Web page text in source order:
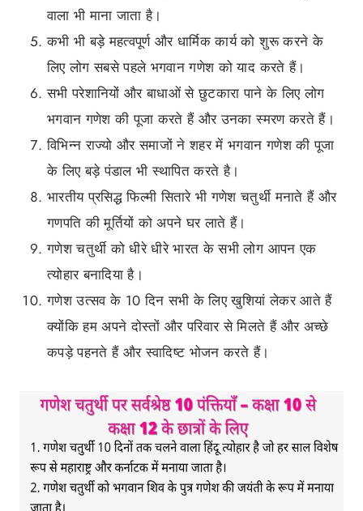
वाला भी माना जाता है।
कभी भी बड़े महत्वपूर्ण और धार्मिक कार्य को शुरू करने के
लिए लोग सबसे पहले भगवान गणेश को याद करते हैं।
सभी परेशानियों और बाधाओं से छुटकारा पाने के लिए लोग
भगवान गणेश की पूजा करते हैं और उनका स्मरण करते हैं।
विभिन्न राज्यो और समाजों ने शहर में भगवान गणेश की पूजा
के लिए बड़े पंडाल भी स्थापित करते है।
भारतीय प्रसिद्ध फिल्मी सितारे भी गणेश चतुर्थी मनाते हैं और
गणपति की मूर्तियों को अपने घर लाते हैं।
गणेश चतुर्थी को धीरे धीरे भारत के सभी लोग आपन एक
त्योहार बनादिया है।
गणेश उत्सव के 10 दिन सभी के लिए खुशियां लेकर आते हैं
क्योंकि हम अपने दोस्तों और परिवार से मिलते हैं और अच्छे
कपड़े पहनते हैं और स्वादिष्ट भोजन करते हैं।